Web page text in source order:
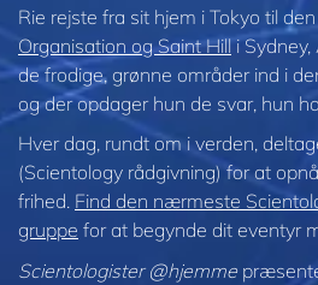
Rie rejste fra sit hjem i Tokyo til den
Organisation og Saint Hilli Sydney,
de frodige, grønne områder ind i
og der opdager hun de svar, hun
Hver dag, rundt om i verden,
(Scientology rådgivning) for at
frihed. Find den nærmeste
gruppe for at begynde dit eventyr
Scientologister @hjemme